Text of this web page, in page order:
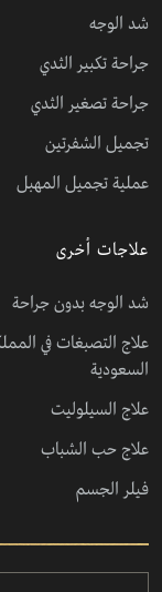
شد الوجه
جراحة تكبير الثدي
جراحة تصغير الثدي
تجميل الشفرتين
عملية تجميل المهبل
علاجات أخرى
شد الوجه بدون جراحة
علاج التصبغات في
السعودية
علاج السيلوليت
علاج حب الشباب
فيلر الجسم